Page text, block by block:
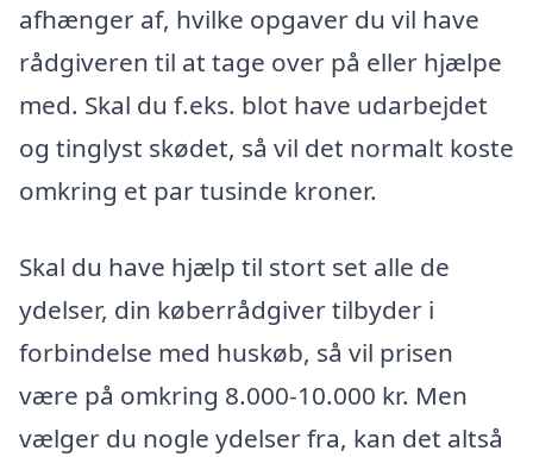
afhænger af, hvilke opgaver du vil have
rådgiveren til at tage over på eller hjælpe
med. Skal du f.eks. blot have udarbejdet
og tinglyst skødet, så vil det normalt koste
omkring et par tusinde kroner.
Skal du have hjælp til stort set alle de
ydelser, din køberrådgiver tilbyder i
forbindelse med huskøb, så vil prisen
være på omkring 8.000-10.000 kr. Men
vælger du nogle ydelser fra, kan det altså